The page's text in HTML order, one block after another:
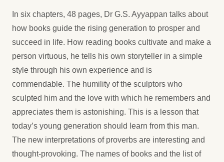
In six chapters, 48 pages, Dr G.S. Ayyappan talks about
how books guide the rising generation to prosper and
succeed in life. How reading books cultivate and make a
person virtuous, he tells his own storyteller in a simple
style through his own experience and is
commendable. The humility of the sculptors who
sculpted him and the love with which he remembers and
appreciates them is astonishing. This is a lesson that
today’s young generation should learn from this man.
The new interpretations of proverbs are interesting and
thought-provoking. The names of books and the list of